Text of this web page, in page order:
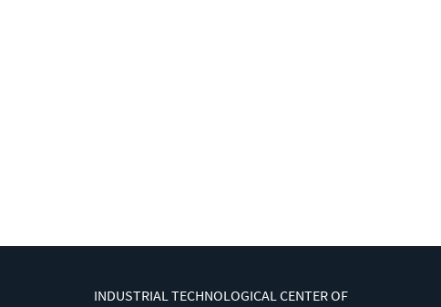
INDUSTRIAL TECHNOLOGICAL CENTER OF